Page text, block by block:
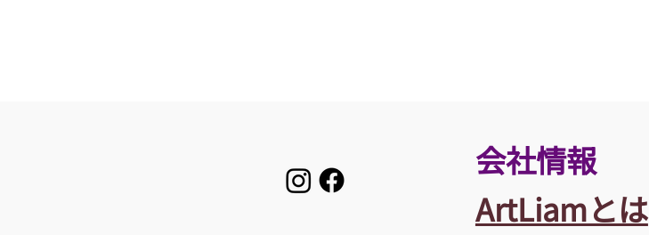
​会社情報
ArtLiamとは